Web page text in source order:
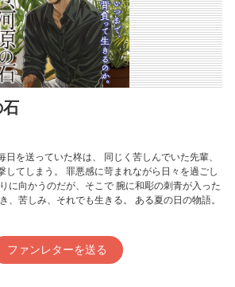
石
⽇を送っていた柊は、 同じく苦しんでいた先輩、
してしまう。 罪悪感に苛まれながら⽇々を過ごし
に向かうのだが、そこで 腕に和彫の刺⻘が⼊った
苦しみ、それでも⽣きる。 ある夏の⽇の物語。
ファンレターを送る